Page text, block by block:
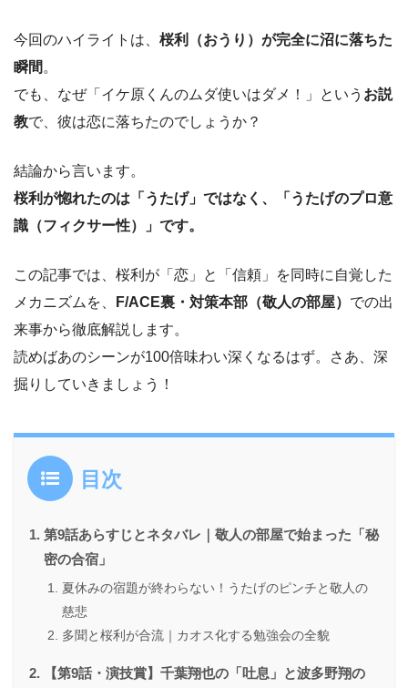
今回のハイライトは、 桜利（おうり）が完全に沼に落ちた
瞬間 。
でも、なぜ「イケ原くんのムダ使いはダメ！」という お説
教で、彼は恋に落ちたのでしょうか？
結論から言います。
桜利が惚れたのは「うたげ」ではなく、「うたげのプロ意
識（フィクサー性）」です。
この記事では、桜利が「恋」と「信頼」を同時に自覚した
メカニズムを、
F/ACE裏・対策本部（敬人の部屋） での出
来事から徹底解説します。
読めばあのシーンが100倍味わい深くなるはず。さあ、深
掘りしていきましょう！
目次
第9話あらすじとネタバレ｜敬人の部屋で始まった「秘
密の合宿」
夏休みの宿題が終わらない！うたげのピンチと敬人の
慈悲
多聞と桜利が合流｜カオス化する勉強会の全貌
【第9話・演技賞】千葉翔也の「吐息」と波多野翔の